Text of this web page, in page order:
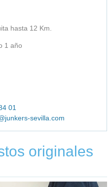
hasta 12 Km.
1 año
01
sevilla.com
originales